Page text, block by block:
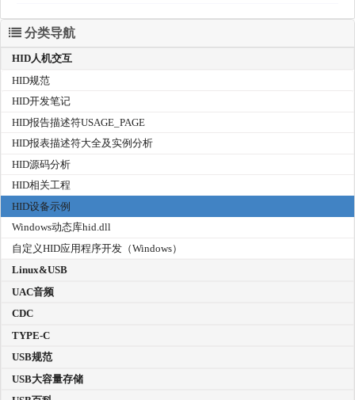
分类导航
HID人机交互
HID规范
HID开发笔记
HID报告描述符USAGE_PAGE
HID报表描述符大全及实例分析
HID源码分析
HID相关工程
HID设备示例
Windows动态库hid.dll
自定义HID应用程序开发（Windows）
Linux&USB
UAC音频
CDC
TYPE-C
USB规范
USB大容量存储